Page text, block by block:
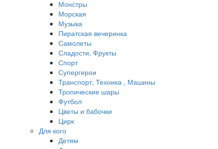
Монстры
Морская
Музыка
Пиратская вечеринка
Самолеты
Сладости, Фрукты
Спорт
Супергерои
Транспорт, Техника , Машины
Тропические шары
Футбол
Цветы и бабочки
Цирк
Для кого
Детям